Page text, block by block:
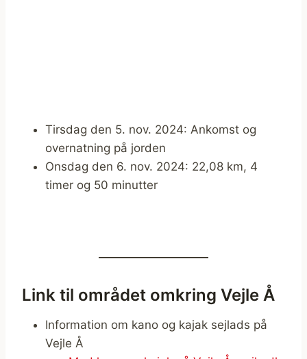
Tirsdag den 5. nov. 2024: Ankomst og
overnatning på jorden
Onsdag den 6. nov. 2024: 22,08 km, 4
timer og 50 minutter
Link til området omkring Vejle Å
Information om kano og kajak sejlads på
Vejle Å